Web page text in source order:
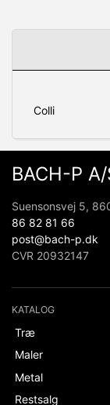
Colli
BACH-P A/
Suensonsvej 5,
86 82 81 66
post@bach-p.dk
CVR 20932147
KATALOG
Træ
Maler
Metal
Restsalg